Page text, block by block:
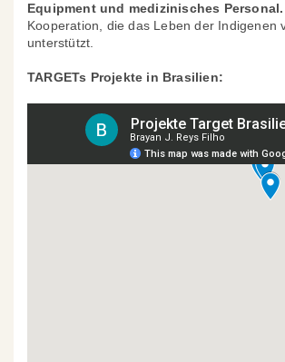
Equipment und medizinisches Personal.
Kooperation, die das Leben der Indigenen
unterstützt.
TARGETs Projekte in Brasilien: